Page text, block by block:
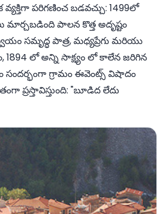
పరిగణించ బడవచ్చు: 1499లో
మార్చబడింది పాలన కొత్త అదృష్టం
సమృద్ధ పాత్ర, మధ్యప్రేగు మరియు
లో అన్ని సాక్ష్యం లో కాలేన జరిగిన
సందర్భంగా గ్రామం ఈవెంట్స్ విషాదం
ప్రస్తావిస్తుంది: "బూడిద లేదు